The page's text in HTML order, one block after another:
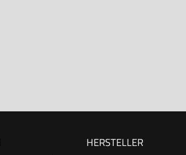
HERSTELLER